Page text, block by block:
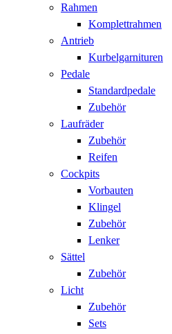
Rahmen
Komplettrahmen
Antrieb
Kurbelgarnituren
Pedale
Standardpedale
Zubehör
Laufräder
Zubehör
Reifen
Cockpits
Vorbauten
Klingel
Zubehör
Lenker
Sättel
Zubehör
Licht
Zubehör
Sets